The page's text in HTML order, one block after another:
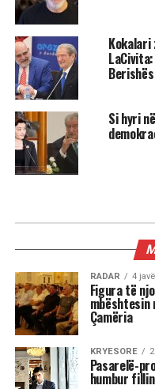
Kokalari
Berishës
Si hyri
Ish Sekretari
plotësisht
Berishës, ato
të SHBA